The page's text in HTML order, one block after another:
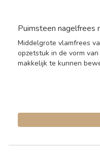
Puimsteen nagelfrees
Middelgrote vlamfrees
opzetstuk in de vorm
makkelijk te kunnen